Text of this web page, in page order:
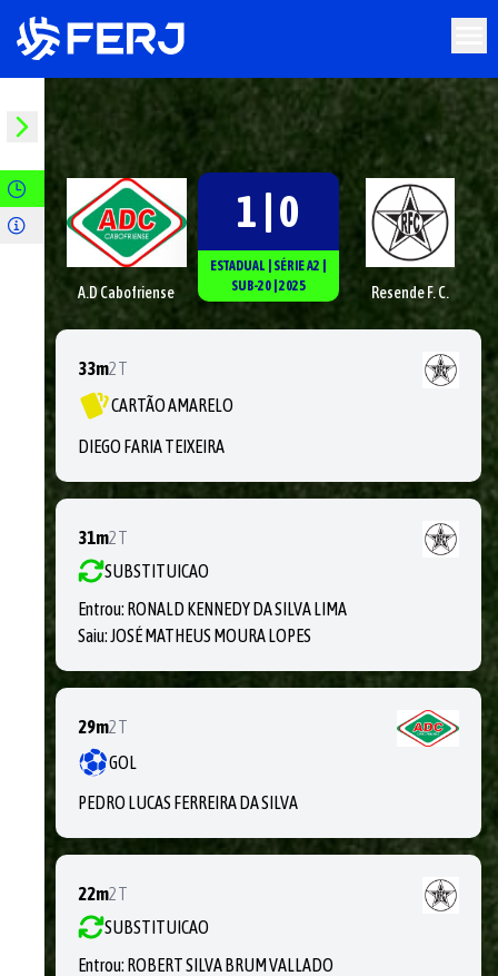
A.D Cabofriense
1 | 0
ESTADUAL SÉRIEA2
SUB-20 2025 Resende F. C.
33m2T
CARTÃO AMARELO
DIEGO FARIA TEIXEIRA
31m2T
SUBSTITUICAO
Entrou: RONALD KENNEDY DA SILVA LIMA
Saiu:JOSÉ MATHEUS MOURA LOPES
29m2T
GOL
PEDRO LUCAS FERREIRA DA SILVA
22m2T
SUBSTITUICAO
Entrou: ROBERT SILVA BRUM VALLADO